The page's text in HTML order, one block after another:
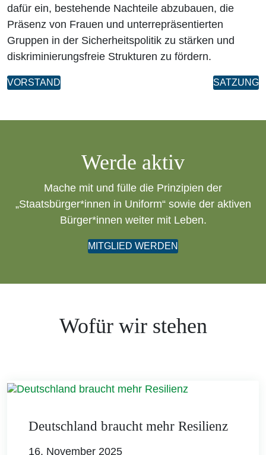
dafür ein, bestehende Nachteile abzubauen, die
Präsenz von Frauen und unterrepräsentierten
Gruppen in der Sicherheitspolitik zu stärken und
diskriminierungsfreie Strukturen zu fördern.
VORSTAND SATZUNG
Werde aktiv
Mache mit und fülle die Prinzipien der
„Staatsbürger*innen in Uniform“ sowie der aktiven
Bürger*innen weiter mit Leben.
MITGLIED WERDEN
Wofür wir stehen
Deutschland braucht mehr Resilienz
16. November 2025